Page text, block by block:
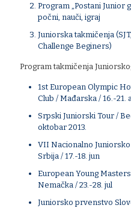
Program „Postani Junior
počni, nauči, igraj
Juniorska takmičenja
Challenge Beginers)
Program takmičenja
1st European Olympic
Club / Mađarska / 16.-21.
Srpski Juniorski Tour /
oktobar 2013.
VII Nacionalno
Srbija / 17.-18. jun
European Young
Nemačka / 23.-28. jul
Juniorsko prvenstvo